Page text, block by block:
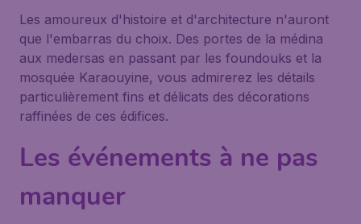
Les amoureux d'histoire et d'architecture n'auront
que l'embarras du choix. Des portes de la médina
aux medersas en passant par les foundouks et la
mosquée Karaouyine, vous admirerez les détails
particulièrement fins et délicats des décorations
raffinées de ces édifices.
Les événements à ne pas
manquer